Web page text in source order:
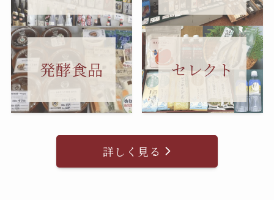
発酵食品 セレクト
詳しく見る